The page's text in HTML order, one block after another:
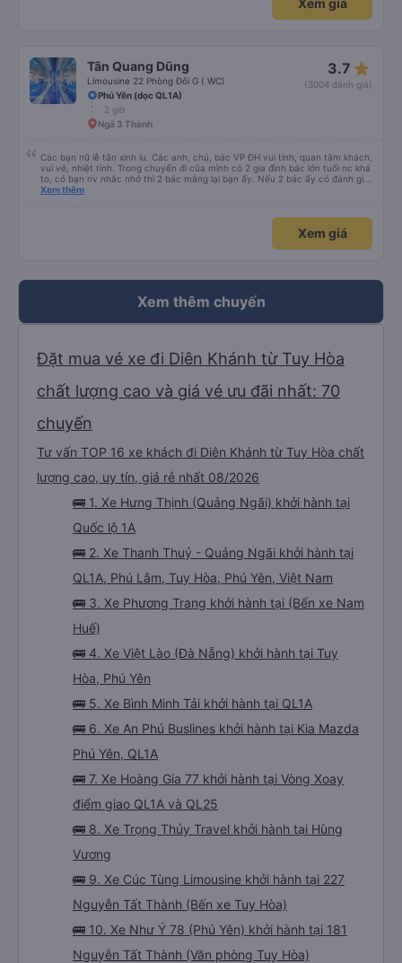
Xem giá
Tân Quang Dũng
Limousine 22 Phòng Đôi G ( WC)
3.7 star_rate
(3004 đánh giá)
Phú Yên (dọc QL1A)
2 giờ
Ngã 3 Thành
Các bạn nữ lễ tân xinh iu. Các anh, chú, bác VP ĐH vui tính, quan tâm khách,
vui vẻ, nhiệt tình. Trong chuyến đi của mình có 2 gia đình bác lớn tuổi nc khá
to, có bạn nv nhắc nhở thì 2 bác mắng lại bạn ấy. Nếu 2 bác ấy có đánh giá
xấu thì mình ngược lại nha. Bạn ấy nhắc nhở rất đúng. 2 bác nói rất to. To
bạn ấy nha. Nếu bạn ấy bị trừ thì bảo bạn ấy liên hệ sđt của mình, mình hỗ
trợ ạ. Số mình đuôi 666, chuyến ĐH-NT ngày 16/1. À các bạn nữ lễ tân xinh
iu còn đổi cho mình phòng đơn sang đôi xong còn note là (một mình) yêu
Xem thêm
Xem giá
Xem thêm chuyến
Đặt mua vé xe đi Diên Khánh từ Tuy Hòa
chất lượng cao và giá vé ưu đãi nhất: 70
chuyến
Tư vấn TOP 16 xe khách đi Diên Khánh từ Tuy Hòa chất
lượng cao, uy tín, giá rẻ nhất 08/2026
🚌 1. Xe Hưng Thịnh (Quảng Ngãi) khởi hành tại
Quốc lộ 1A
🚌 2. Xe Thanh Thuỷ - Quảng Ngãi khởi hành tại
QL1A, Phú Lâm, Tuy Hòa, Phú Yên, Việt Nam
🚌 3. Xe Phương Trang khởi hành tại (Bến xe Nam
Huế)
🚌 4. Xe Việt Lào (Đà Nẵng) khởi hành tại Tuy
Hòa, Phú Yên
🚌 5. Xe Bình Minh Tải khởi hành tại QL1A
🚌 6. Xe An Phú Buslines khởi hành tại Kia Mazda
Phú Yên, QL1A
🚌 7. Xe Hoàng Gia 77 khởi hành tại Vòng Xoay
điểm giao QL1A và QL25
🚌 8. Xe Trọng Thủy Travel khởi hành tại Hùng
Vương
🚌 9. Xe Cúc Tùng Limousine khởi hành tại 227
Nguyễn Tất Thành (Bến xe Tuy Hòa)
🚌 10. Xe Như Ý 78 (Phú Yên) khởi hành tại 181
Nguyễn Tất Thành (Văn phòng Tuy Hòa)